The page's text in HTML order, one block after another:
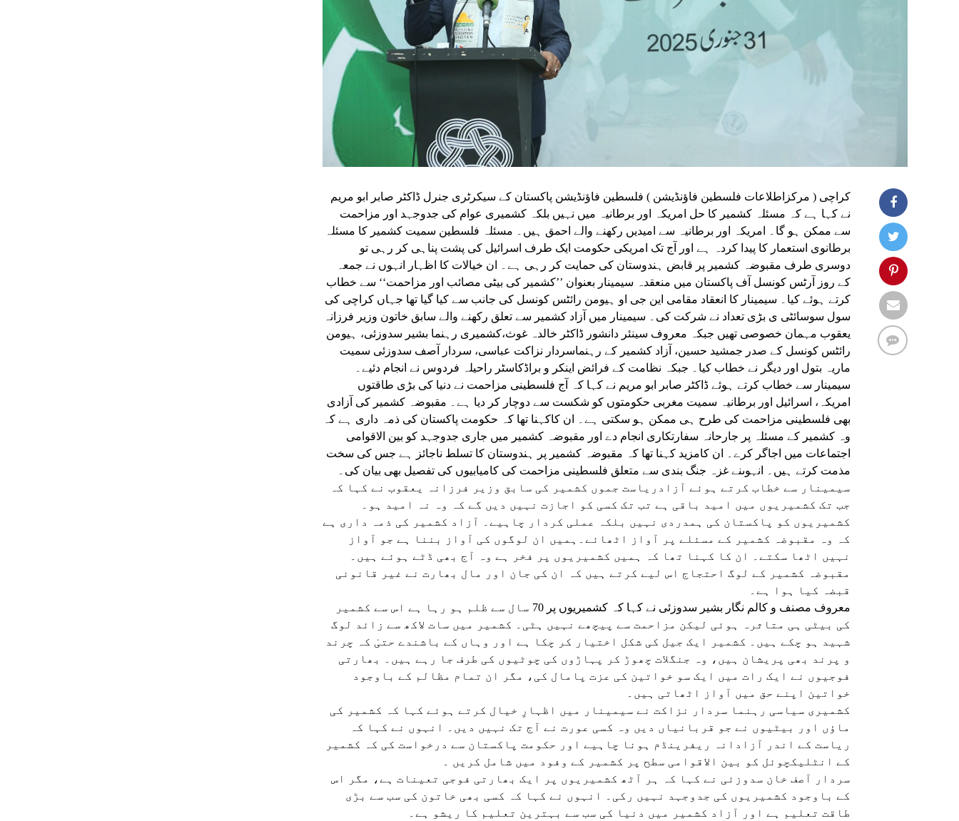
کراچی ( مرکزاطلاعات فلسطین فاؤنڈیشن ) فلسطین فاؤنڈیشن پاکستان کے سیکرٹری جنرل ڈاکٹر صابر ابو مریم
نے کہا ہے کہ مسئلہ کشمیر کا حل امریکہ اور برطانیہ میں نہیں بلکہ کشمیری عوام کی جدوجہد اور مزاحمت
سے ممکن ہو گا۔ امریکہ اور برطانیہ سے امیدیں رکھنے والے احمق ہیں۔ مسئلہ فلسطین سمیت کشمیر کا مسئلہ
برطانوی استعمار کا پیدا کردہ ہے اور آج تک امریکی حکومت ایک طرف اسرائیل کی پشت پناہی کر رہی تو
دوسری طرف مقبوضہ کشمیر پر قابض ہندوستان کی حمایت کر رہی ہے۔ ان خیالات کا اظہار انہوں نے جمعہ
کے روز آرٹس کونسل آف پاکستان میں منعقدہ سیمینار بعنوان ’’کشمیر کی بیٹی مصائب اور مزاحمت‘‘ سے خطاب
کرتے ہوئے کیا۔ سیمینار کا انعقاد مقامی این جی او ہیومن رائٹس کونسل کی جانب سے کیا گیا تھا جہاں کراچی کی
سول سوسائٹی ی بڑی تعداد نے شرکت کی۔ سیمینار میں آزاد کشمیر سے تعلق رکھنے والے سابق خاتون وزیر فرزانہ
یعقوب مہمان خصوصی تھیں جبکہ معروف سینئر دانشور ڈاکٹر خالدہ غوث،کشمیری رہنما بشیر سدوزئی، ہیومن
رائٹس کونسل کے صدر جمشید حسین، آزاد کشمیر کے رہنماسردار نزاکت عباسی، سردار آصف سدوزئی سمیت
ماریہ بتول اور دیگر نے خطاب کیا۔ جبکہ نظامت کے فرائض اینکر و براڈکاسٹر راحیلہ فردوس نے انجام دئیے۔
سیمینار سے خطاب کرتے ہوئے ڈاکٹر صابر ابو مریم نے کہا کہ آج فلسطینی مزاحمت نے دنیا کی بڑی طاقتوں
امریکہ، اسرائیل اور برطانیہ سمیت مغربی حکومتوں کو شکست سے دوچار کر دیا ہے۔ مقبوضہ کشمیر کی آزادی
بھی فلسطینی مزاحمت کی طرح ہی ممکن ہو سکتی ہے۔ ان کاکہنا تھا کہ حکومت پاکستان کی ذمہ داری ہے کہ
وہ کشمیر کے مسئلہ پر جارحانہ سفارتکاری انجام دے اور مقبوضہ کشمیر میں جاری جدوجہد کو بین الاقوامی
اجتماعات میں اجاگر کرے۔ ان کامزید کہنا تھا کہ مقبوضہ کشمیر پر ہندوستان کا تسلط ناجائز ہے جس کی سخت
مذمت کرتے ہیں۔ انہوںنے غزہ جنگ بندی سے متعلق فلسطینی مزاحمت کی کامیابیوں کی تفصیل بھی بیان کی۔
سیمینار سے خطاب کرتے ہوئے آزادریاست جموں کشمیر کی سابق وزیر فرزانہ یعقوب نے کہا کہ
جب تک کشمیریوں میں امید باقی ہے تب تک کسی کو اجازت نہیں دیں گے کہ وہ نہ امید ہو۔
کشمیریوں کو پاکستان کی ہمدردی نہیں بلکہ عملی کردار چاہیے۔ آزاد کشمیر کی ذمہ داری ہے
کہ وہ مقبوضہ کشمیر کے مسئلے پر آواز اٹھائے۔ہمیں ان لوگوں کی آواز بننا ہے جو آواز
نہیں اٹھا سکتے۔ ان کا کہنا تھا کہ ہمیں کشمیریوں پر فخر ہے وہ آج بھی ڈٹے ہوئے ہیں۔
مقبوضہ کشمیر کے لوگ احتجاج اس لیے کرتے ہیں کہ ان کی جان اور مال بھارت نے غیر قانونی
قبضہ کیا ہوا ہے۔
معروف مصنف و کالم نگار بشیر سدوزئی نے کہا کہ کشمیریوں پر 70 سال سے ظلم ہو رہا ہے اس سے کشمیر
کی بیٹی ہی متاثرہ ہوئی لیکن مزاحمت سے پیچھے نہیں ہٹی۔ کشمیر میں سات لاکھ سے زائد لوگ
شہید ہو چکے ہیں۔ کشمیر ایک جیل کی شکل اختیار کر چکا ہے اور وہاں کے باشندے حتیٰ کہ چرند
و پرند بھی پریشان ہیں، وہ جنگلات چھوڑ کر پہاڑوں کی چوٹیوں کی طرف جا رہے ہیں۔ بھارتی
فوجیوں نے ایک رات میں ایک سو خواتین کی عزت پامال کی، مگر ان تمام مظالم کے باوجود
خواتین اپنے حق میں آواز اٹھاتی ہیں۔
کشمیری سیاسی رہنما سردار نزاکت نے سیمینار میں اظہارِ خیال کرتے ہوئے کہا کہ کشمیر کی
ماؤں اور بیٹیوں نے جو قربانیاں دیں وہ کسی عورت نے آج تک نہیں دیں۔ انہوں نے کہا کہ
ریاست کے اندر آزادانہ ریفرینڈم ہونا چاہیے اور حکومت پاکستان سے درخواست کی کہ کشمیر
کے انٹلیکچوئل کو بین الاقوامی سطح پر کشمیر کے وفود میں شامل کریں ۔
سردار آصف خان سدوزئی نے کہا کہ ہر آٹھ کشمیریوں پر ایک بھارتی فوجی تعینات ہے، مگر اس
کے باوجود کشمیریوں کی جدوجہد نہیں رکی۔ انہوں نے کہا کہ کسی بھی خاتون کی سب سے بڑی
طاقت تعلیم ہے اور آزاد کشمیر میں دنیا کی سب سے بہترین تعلیم کا ریشو ہے۔